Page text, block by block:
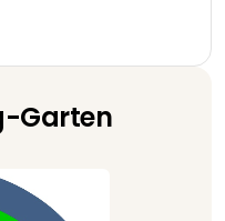
Garten